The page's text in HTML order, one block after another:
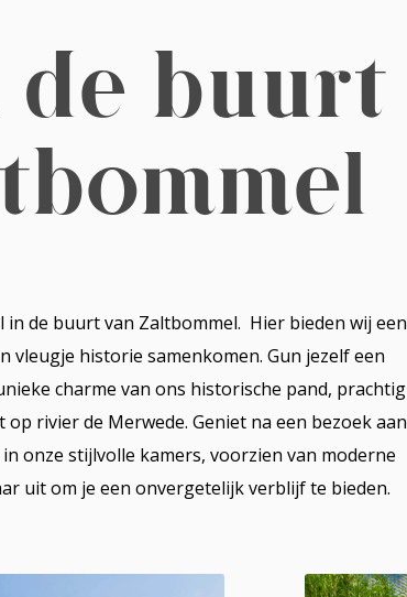
buurt
in de buurt van Zaltbommel. Hier bieden wij een
vleugje historie samenkomen. Gun jezelf een
charme van ons historische pand, prachtig
rivier de Merwede. Geniet na een bezoek aan
onze stijlvolle kamers, voorzien van moderne
uit om je een onvergetelijk verblijf te bieden.